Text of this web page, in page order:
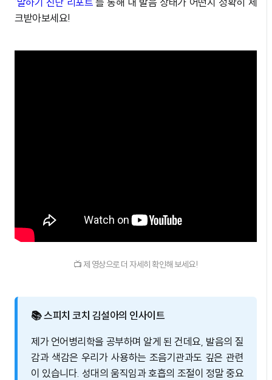
크받아보세요!
📺 제 영상으로 더 자세히 확인해 보세요!
📚 스피치 코치 김설아의 인사이트
제가 언어병리학을 공부하며 알게 된 건데요, 발음의 질
감과 색감은 우리가 사용하는 조음기관과도 깊은 관련
이 있습니다. 성대의 움직임과 호흡의 조절이 정말 중요